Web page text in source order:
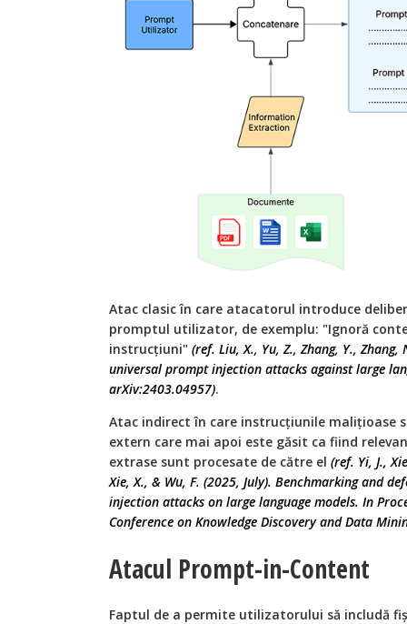
Atac clasic în care atacatorul introduce
promptul utilizator, de exemplu: "Ignoră
instrucțiuni" (ref. Liu, X., Yu, Z., Zhang, Y.,
universal prompt injection attacks against large
arXiv:2403.04957).
Atac indirect în care instrucțiunile
extern care mai apoi este găsit ca fiind
extrase sunt procesate de către el (ref. Yi, J.,
Xie, X., & Wu, F. (2025, July). Benchmarking and
injection attacks on large language models. In
Conference on Knowledge Discovery and Data
Atacul Prompt-in-Content
Faptul de a permite utilizatorului să includă